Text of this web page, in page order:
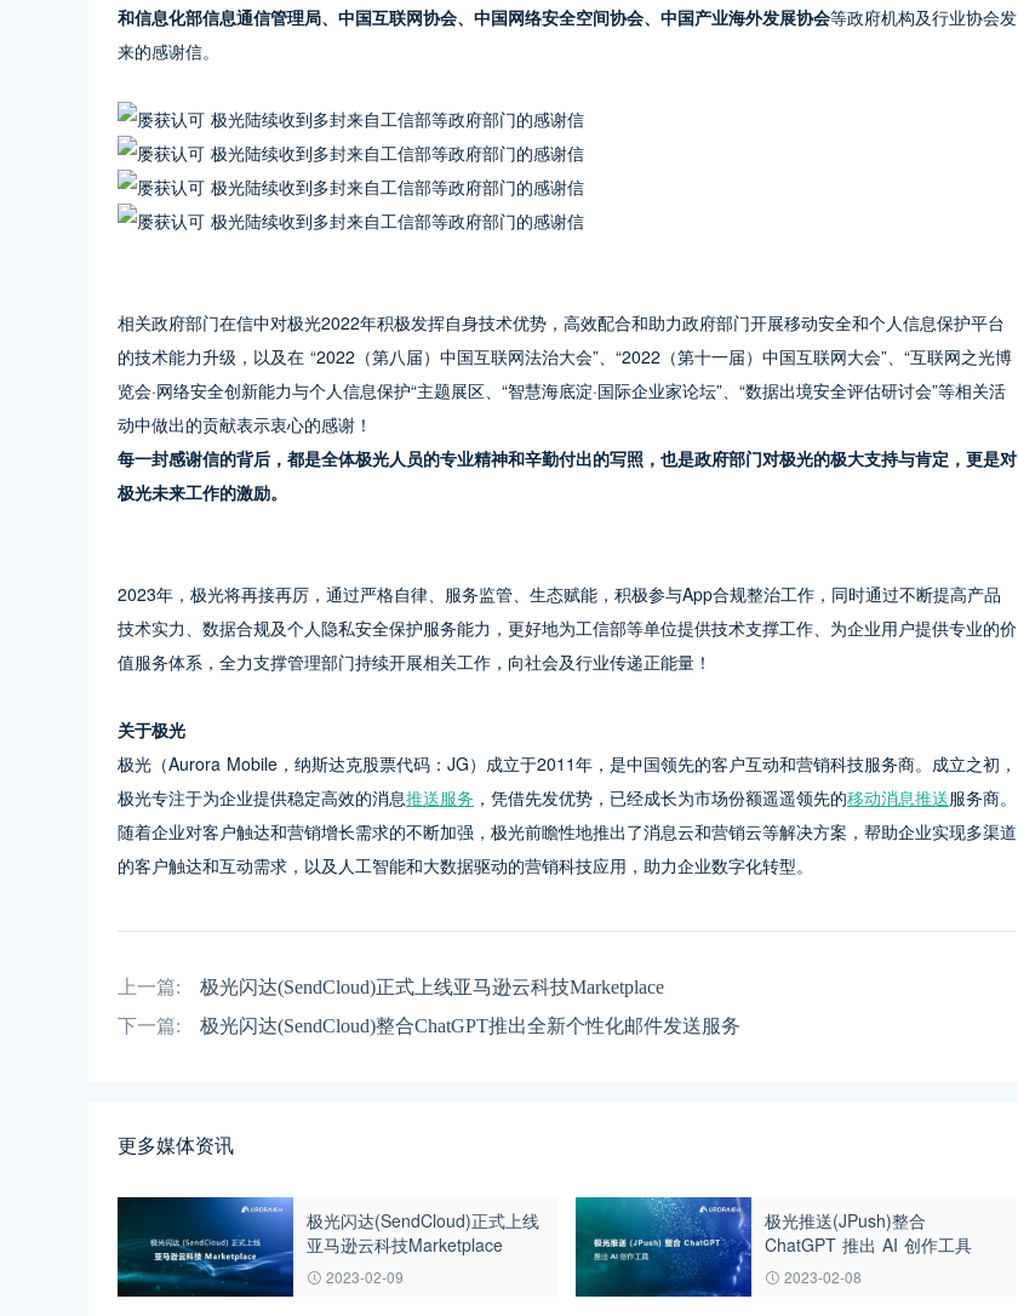
和信息化部信息通信管理局、中国互联网协会、中国网络安全空间协会、中国产业海外发展协会等政府机构及行业协会发
来的感谢信。
相关政府部门在信中对极光2022年积极发挥自身技术优势，高效配合和助力政府部门开展移动安全和个人信息保护平台
的技术能力升级，以及在 “2022（第八届）中国互联网法治大会”、“2022（第十一届）中国互联网大会”、“互联网之光博
览会·网络安全创新能力与个人信息保护“主题展区、“智慧海底淀·国际企业家论坛”、“数据出境安全评估研讨会”等相关活
动中做出的贡献表示衷心的感谢！
每一封感谢信的背后，都是全体极光人员的专业精神和辛勤付出的写照，也是政府部门对极光的极大支持与肯定，更是对
极光未来工作的激励。
2023年，极光将再接再厉，通过严格自律、服务监管、生态赋能，积极参与App合规整治工作，同时通过不断提高产品
技术实力、数据合规及个人隐私安全保护服务能力，更好地为工信部等单位提供技术支撑工作、为企业用户提供专业的价
值服务体系，全力支撑管理部门持续开展相关工作，向社会及行业传递正能量！
关于极光
极光（Aurora Mobile，纳斯达克股票代码：JG）成立于2011年，是中国领先的客户互动和营销科技服务商。成立之初，
极光专注于为企业提供稳定高效的消息推送服务 ，凭借先发优势，已经成长为市场份额遥遥领先的移动消息推送服务商。
随着企业对客户触达和营销增长需求的不断加强，极光前瞻性地推出了消息云和营销云等解决方案，帮助企业实现多渠道
的客户触达和互动需求，以及人工智能和大数据驱动的营销科技应用，助力企业数字化转型。
上一篇:
极光闪达(SendCloud)正式上线亚马逊云科技Marketplace
下一篇:
极光闪达(SendCloud)整合ChatGPT推出全新个性化邮件发送服务
更多媒体资讯
极光闪达(SendCloud)正式上线
亚马逊云科技Marketplace
2023-02-09
极光推送(JPush)整合
ChatGPT 推出 AI 创作工具
2023-02-08